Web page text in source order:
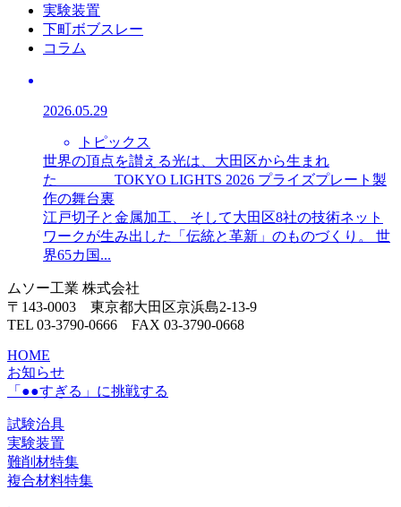
実験装置
下町ボブスレー
コラム
2026.05.29
トピックス
世界の頂点を讃える光は、大田区から生まれ
た TOKYO LIGHTS 2026 プライズプレート製
作の舞台裏
江戸切子と金属加工、 そして大田区8社の技術ネット
ワークが生み出した「伝統と革新」のものづくり。 世
界65カ国...
ムソー工業 株式会社
〒143-0003 東京都大田区京浜島2-13-9
TEL 03-3790-0666 FAX 03-3790-0668
HOME
お知らせ
「●●すぎる」に挑戦する
試験治具
実験装置
難削材特集
複合材料特集